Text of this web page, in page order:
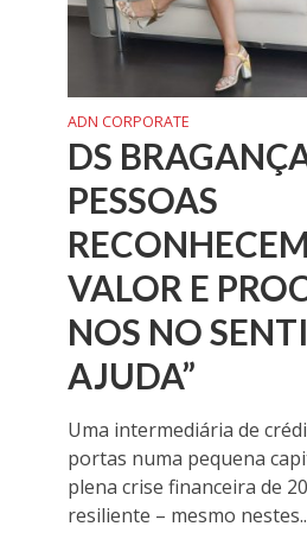
ADN CORPORATE
DS
PESSOAS
VALOR E
NOS NO
AJUDA”
Uma intermediária de
portas numa pequena
plena crise financeira de
resiliente – mesmo